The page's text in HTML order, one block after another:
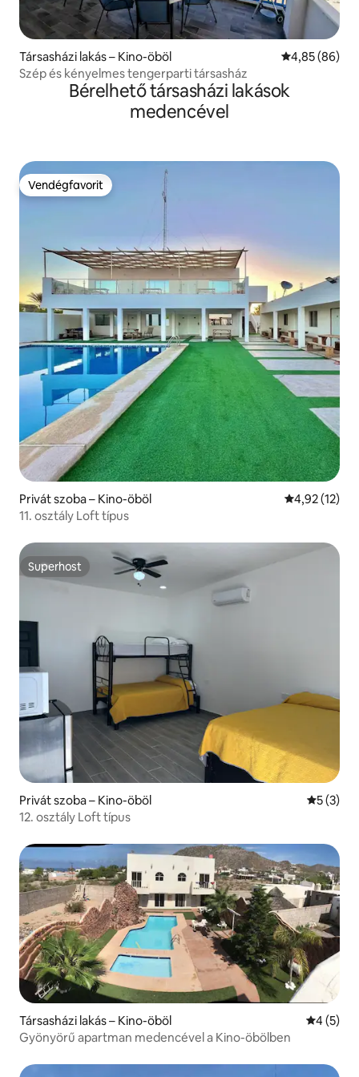
Társasházi lakás – Kino-öböl Átlagos
4,85 (86)
Szép és kényelmes tengerparti társasház
Bérelhető társasházi lakások
medencével
Vendégfavorit
Vendégfavorit
Privát szoba – Kino-öböl Átlagos
4,92 (12)
11. osztály Loft típus
Superhost
Superhost
Privát szoba – Kino-öböl Átlagos
5 (3)
12. osztály Loft típus
Társasházi lakás – Kino-öböl Átlagos
4 (5)
Gyönyörű apartman medencével a Kino-öbölben